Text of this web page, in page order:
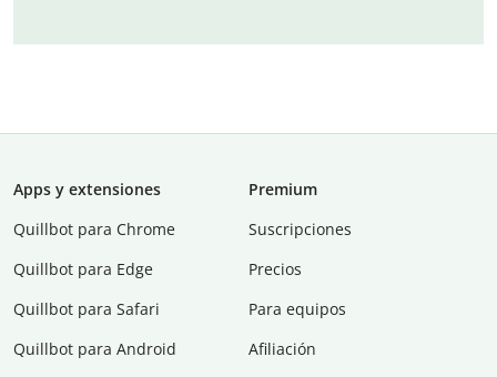
Apps y extensiones
Quillbot para Chrome
Quillbot para Edge
Quillbot para Safari
Quillbot para Android
Premium
Suscripciones
Precios
Para equipos
Afiliación